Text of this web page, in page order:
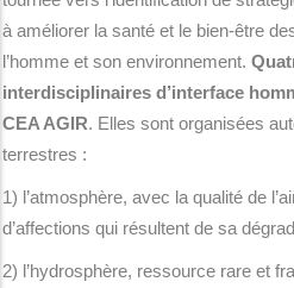
à améliorer la santé et le bien-être
l’homme et son environnement.
interdisciplinaires d’interface
CEA AGIR. Elles sont organisées
terrestres :
1) l’atmosphère, avec la qualité de
d’affections qui résultent de sa
2) l’hydrosphère, ressource rare et